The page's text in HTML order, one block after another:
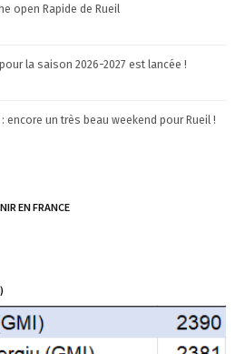
open Rapide de Rueil
la saison 2026-2027 est lancée !
encore un très beau weekend pour Rueil !
EN FRANCE